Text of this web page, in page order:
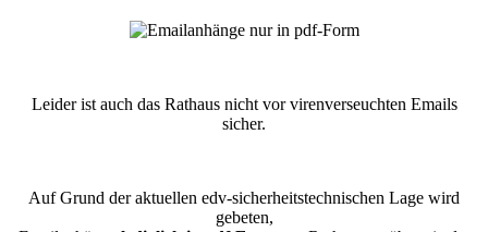
Leider ist auch das Rathaus nicht vor virenverseuchten Emails
sicher.
Auf Grund der aktuellen edv-sicherheitstechnischen Lage wird
gebeten,